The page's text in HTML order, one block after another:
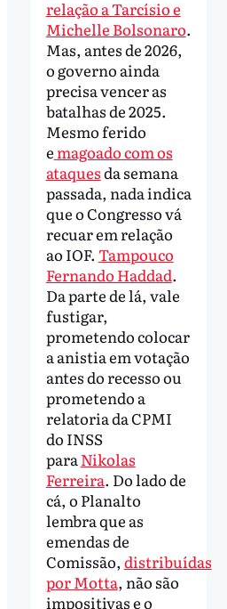
relação a Tarcísio e
Michelle Bolsonaro.
Mas, antes de 2026,
o governo ainda
precisa vencer as
batalhas de 2025.
Mesmo ferido
e magoado com os
ataquesda semana
passada, nada indica
que o Congresso vá
recuar em relação
ao IOF. Tampouco
Fernando Haddad.
Da parte de lá, vale
fustigar,
prometendo colocar
a anistia em votação
antes do recesso ou
prometendo a
relatoria da CPMI
do INSS
paraNikolas
Ferreira. Do lado de
cá, o Planalto
lembra que as
emendas de
Comissão, distribuídas
por Motta, não são
impositivas e o